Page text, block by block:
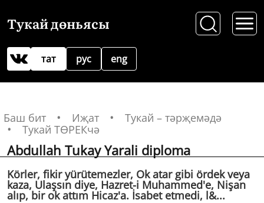
Тукай дөньясы
рус
тат eng
Баш бит Иҗат
Тукай – тәрҗемәдә
Тукай ТӨРЕКчә
Abdullah Tukay Yarali diploma
Körler, fikir yürütemezler, Ok atar gibi ördek veya
kaza, Ulaşsın diye, Hazret-i Muhammed'e, Nişan
alıp, bir ok attım Hicaz'a. İsabet etmedi, l&...